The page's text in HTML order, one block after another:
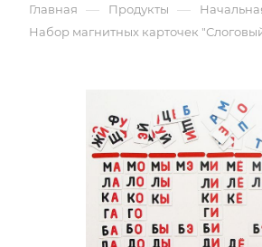
Главная — Продукты —
Набор магнитных карточек